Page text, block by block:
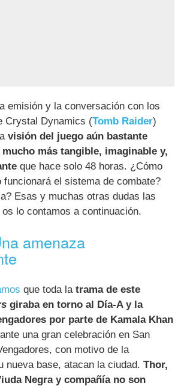
emisión y la conversación con los
Crystal Dynamics (Tomb Raider)
visión del juego aún bastante
más tangible, imaginable y,
que hace solo 48 horas. ¿Cómo
funcionará el sistema de combate?
Esas y muchas otras dudas las
lo contamos a continuación.
amenaza
que toda latrama de este
giraba en torno al Día-A y la
por parte de Kamala Khan
una gran celebración en San
con motivo de la
nueva base, atacan la ciudad.Thor,
Negra y compañía no son